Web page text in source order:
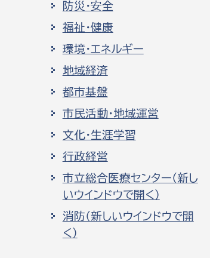
防災・安全
福祉・健康
環境・エネルギー
地域経済
都市基盤
市民活動・地域運営
文化・生涯学習
行政経営
市立総合医療センター（新し
いウインドウで開く）
消防（新しいウインドウで開
く）